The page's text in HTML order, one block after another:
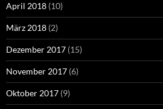
April 2018 (10)
März 2018 (2)
Dezember 2017 (15)
November 2017 (6)
Oktober 2017 (9)